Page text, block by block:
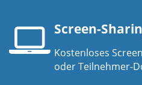
Laptop-
Screen-
Kostenloses
oder Teilnehmer-